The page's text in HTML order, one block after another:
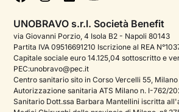
Podcast di psicologia
Corporate
Psicologo italiano all'estero
Approfondimenti sulla salute
Gestisci cookie
UNOBRAVO s.r.l. Società Benefit
via Giovanni Porzio, 4 Isola B2 - Napoli 80143
Partita IVA 09516691210 Iscrizione al REA
Capitale sociale euro 14.125,04 sottoscritto e
PEC:unobravo@pec.it
Centro sanitario sito in Corso Vercelli 55, Milano
Autorizzazione sanitaria ATS Milano n. I-762/
Sanitario Dott.ssa Barbara Mantellini iscritta